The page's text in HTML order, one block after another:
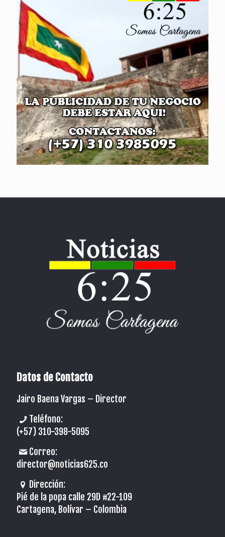
Datos de Contacto
Jairo Baena Vargas – Director
Teléfono:
(+57) 310-398-5095
Correo:
director@noticias625.co
Dirección:
Pié de la popa calle 29D #22-109
Cartagena, Bolívar – Colombia